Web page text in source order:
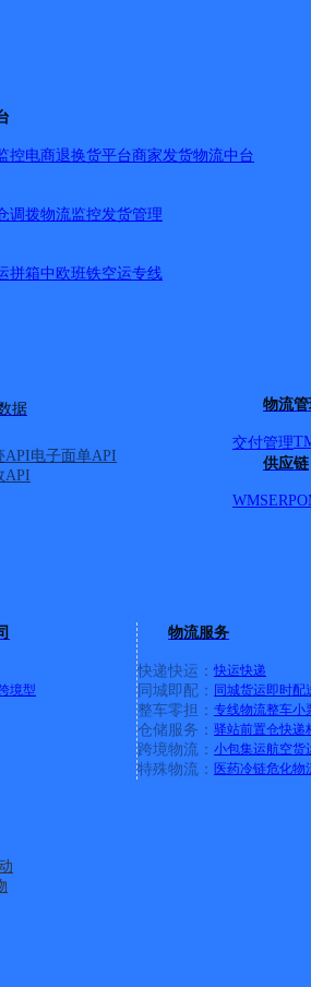
控电商退换货平台商家发货物流中台
调拨物流监控发货管理
拼箱中欧班铁空运专线
据
API电子面单API
API
物流
交付管理
供应链
WMSERP
境型
物流服务
快递快运： 快运快递
同城即配： 同城货运即时配
整车零担： 专线物流整车小
仓储服务： 驿站前置仓快递
跨境物流： 小包集运航空货
特殊物流： 医药冷链危化物
洛市,快递网点
号顺丰加密点
全境
商务信息咨询
全境
详情
更多号码地址
:县城（永乐镇
西沟路至森科
，西环路至